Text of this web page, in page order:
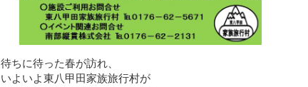
待ちに待った春が訪れ、
いよいよ東八甲田家族旅行村が